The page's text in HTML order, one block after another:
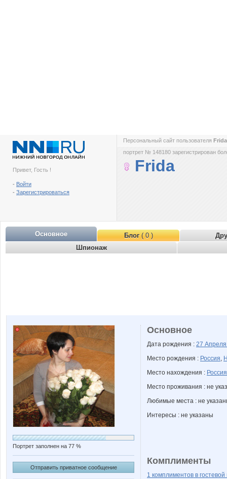
Привет, Гость !
- Войти
- Зарегистрироваться
Персональный сайт пользователя
портрет № 148180 зарегистрирован
Frida
Основное Блог( 0 )
Шпионаж
Портрет заполнен на 77 %
Отправить приватное сообщение
Основное
Дата рождения : 27
Место рождения : Россия,
Место нахождения : Россия
Место проживания : не
Любимые места : не
Интересы : не указаны
Комплименты
1 комплиментов в гостевой